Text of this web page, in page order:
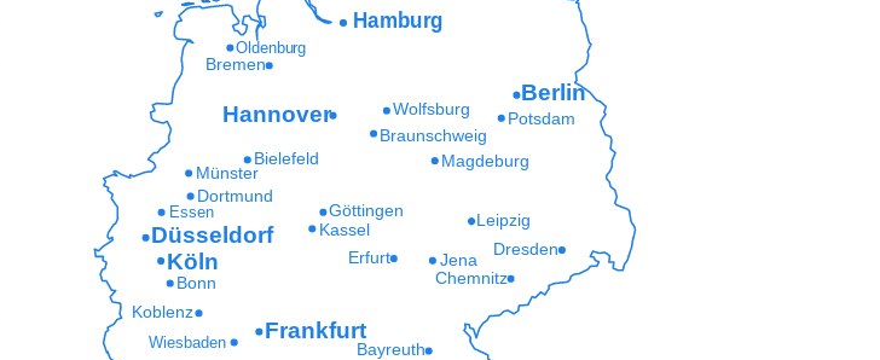
Wiesbaden Bayreuth
Koblenz
Chemnitz
Bonn
Erfurt Jena
Dresden
Kassel
Göttingen
Essen
Dortmund
Münster
Magdeburg
Bielefeld
Braunschweig
Potsdam
Wolfsburg
Oldenburg
Frankfurt
Köln
Düsseldorf
Leipzig
Hannover
Berlin
Bremen
Hamburg